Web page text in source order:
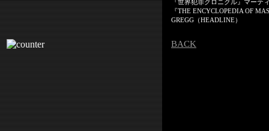
『世界犯罪クロニクル』マーテ
『THE ENCYCLOPEDIA OF
GREGG（HEADLINE）
BACK